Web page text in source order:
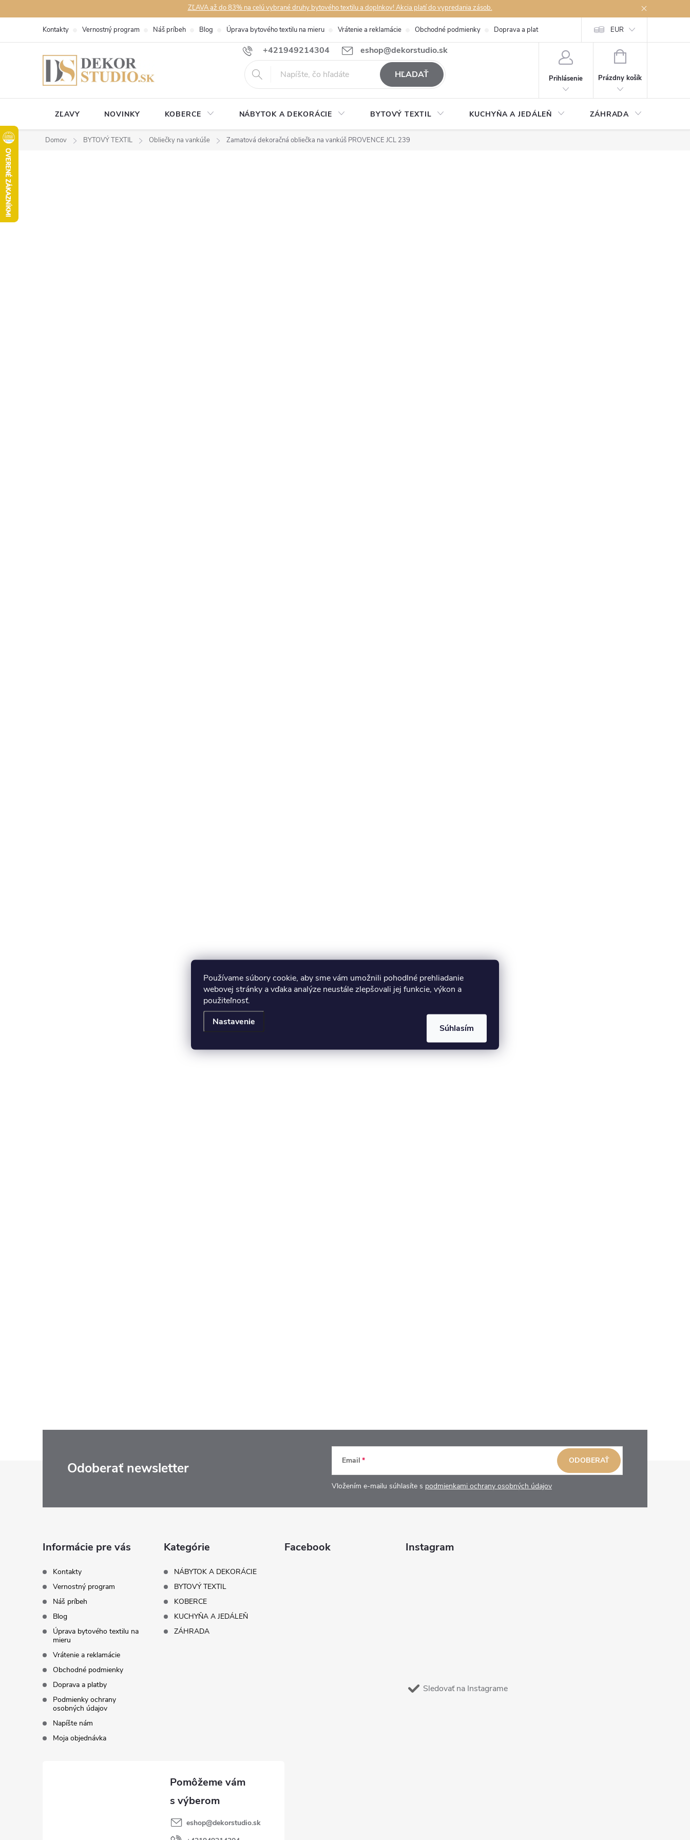
Používame súbory cookie, aby sme vám umožnili pohodlné prehliadanie
webovej stránky a vďaka analýze neustále zlepšovali jej funkcie, výkon a
použiteľnosť.
Nastavenie
Súhlasím
na
ZĽAVA až do 83% na celú vybrané druhy bytového textilu a doplnkov! Akcia platí do vypredania zásob.
+421949214304 eshop@dekorstudio.sk
Kontakty Vernostný program Náš príbeh Blog Úprava bytového textilu na mieru Vrátenie a reklamácie Obchodné podmienky Doprava a platby Podmienky ochrany osobných údajov
EUR
HĽADAŤ Prihlásenie
NÁKUPNÝ
Prázdny košík
ZĽAVY NOVINKY KOBERCE NÁBYTOK A DEKORÁCIE BYTOVÝ TEXTIL KUCHYŇA A JEDÁLEŇ ZÁHRADA
Domov BYTOVÝ TEXTIL Obliečky na vankúše Zamatová dekoračná obliečka na vankúš PROVENCE JCL 239
Odoberať newsletter Email
Vložením e-mailu súhlasíte s podmienkami ochrany osobných údajov
ODOBERAŤ
Informácie pre vás
Kontakty
Vernostný program
Náš príbeh
Blog
Úprava bytového textilu na
mieru
Vrátenie a reklamácie
Obchodné podmienky
Doprava a platby
Podmienky ochrany
osobných údajov
Napíšte nám
Moja objednávka
Kategórie
NÁBYTOK A DEKORÁCIE
BYTOVÝ TEXTIL
KOBERCE
KUCHYŇA A JEDÁLEŇ
ZÁHRADA
Facebook Instagram
Sledovať na Instagrame
eshop@dekorstudio.sk